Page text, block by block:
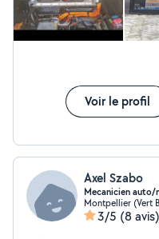
Voir le profil
Axel Szabo
Mecanicien
Montpellier (Vert
3/5 (8 avis)